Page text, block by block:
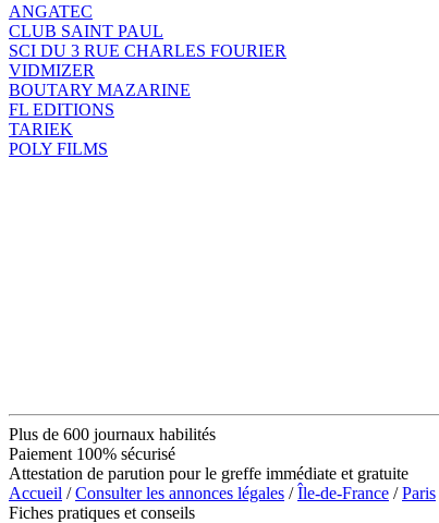
ANGATEC
CLUB SAINT PAUL
SCI DU 3 RUE CHARLES FOURIER
VIDMIZER
BOUTARY MAZARINE
FL EDITIONS
TARIEK
POLY FILMS
Plus de 600 journaux habilités
Paiement 100% sécurisé
Attestation de parution pour le greffe immédiate et gratuite
Accueil /Consulter les annonces légales /Île-de-France /Paris
Fiches pratiques et conseils